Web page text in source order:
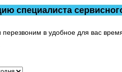
специалиста
в удобное для вас